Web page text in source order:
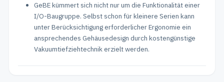
GeBE kümmert sich nicht nur um die Funktionalität einer
I/O-Baugruppe. Selbst schon für kleinere Serien kann
unter Berücksichtigung erforderlicher Ergonomie ein
ansprechendes Gehäusedesign durch kostengünstige
Vakuumtiefziehtechnik erzielt werden.